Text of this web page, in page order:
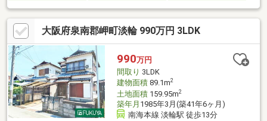
大阪府泉南郡岬町淡輪 990万円 3LDK
990万円
間取り 3LDK
建物面積89.1m2
土地面積159.95m2
築年月 1985年3月(築41年6ヶ月)
南海本線 淡輪駅 徒歩13分